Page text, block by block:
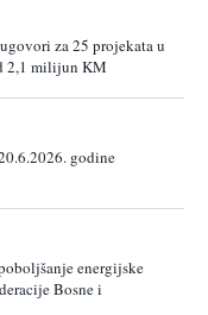
za 25 projekata u
2,1 milijun KM
godine
energijske
Bosne i